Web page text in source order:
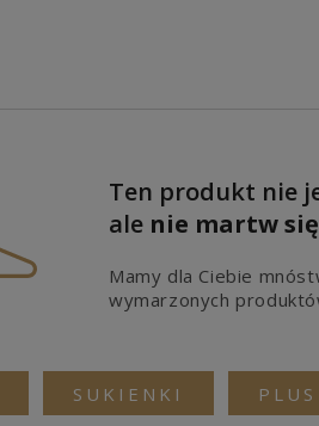
Ten produkt nie
ale nie martw
Mamy dla Ciebie
wymarzonych
SUKIENKI